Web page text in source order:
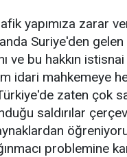
yapımıza zarar
Suriye'den gelen
ve bu hakkın
idari mahkemeye
zaten çok
saldırılar
problemine